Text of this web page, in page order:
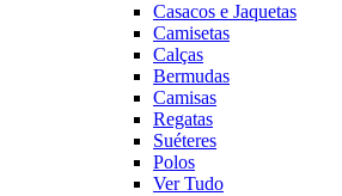
Casacos e Jaquetas
Camisetas
Calças
Bermudas
Camisas
Regatas
Suéteres
Polos
Ver Tudo